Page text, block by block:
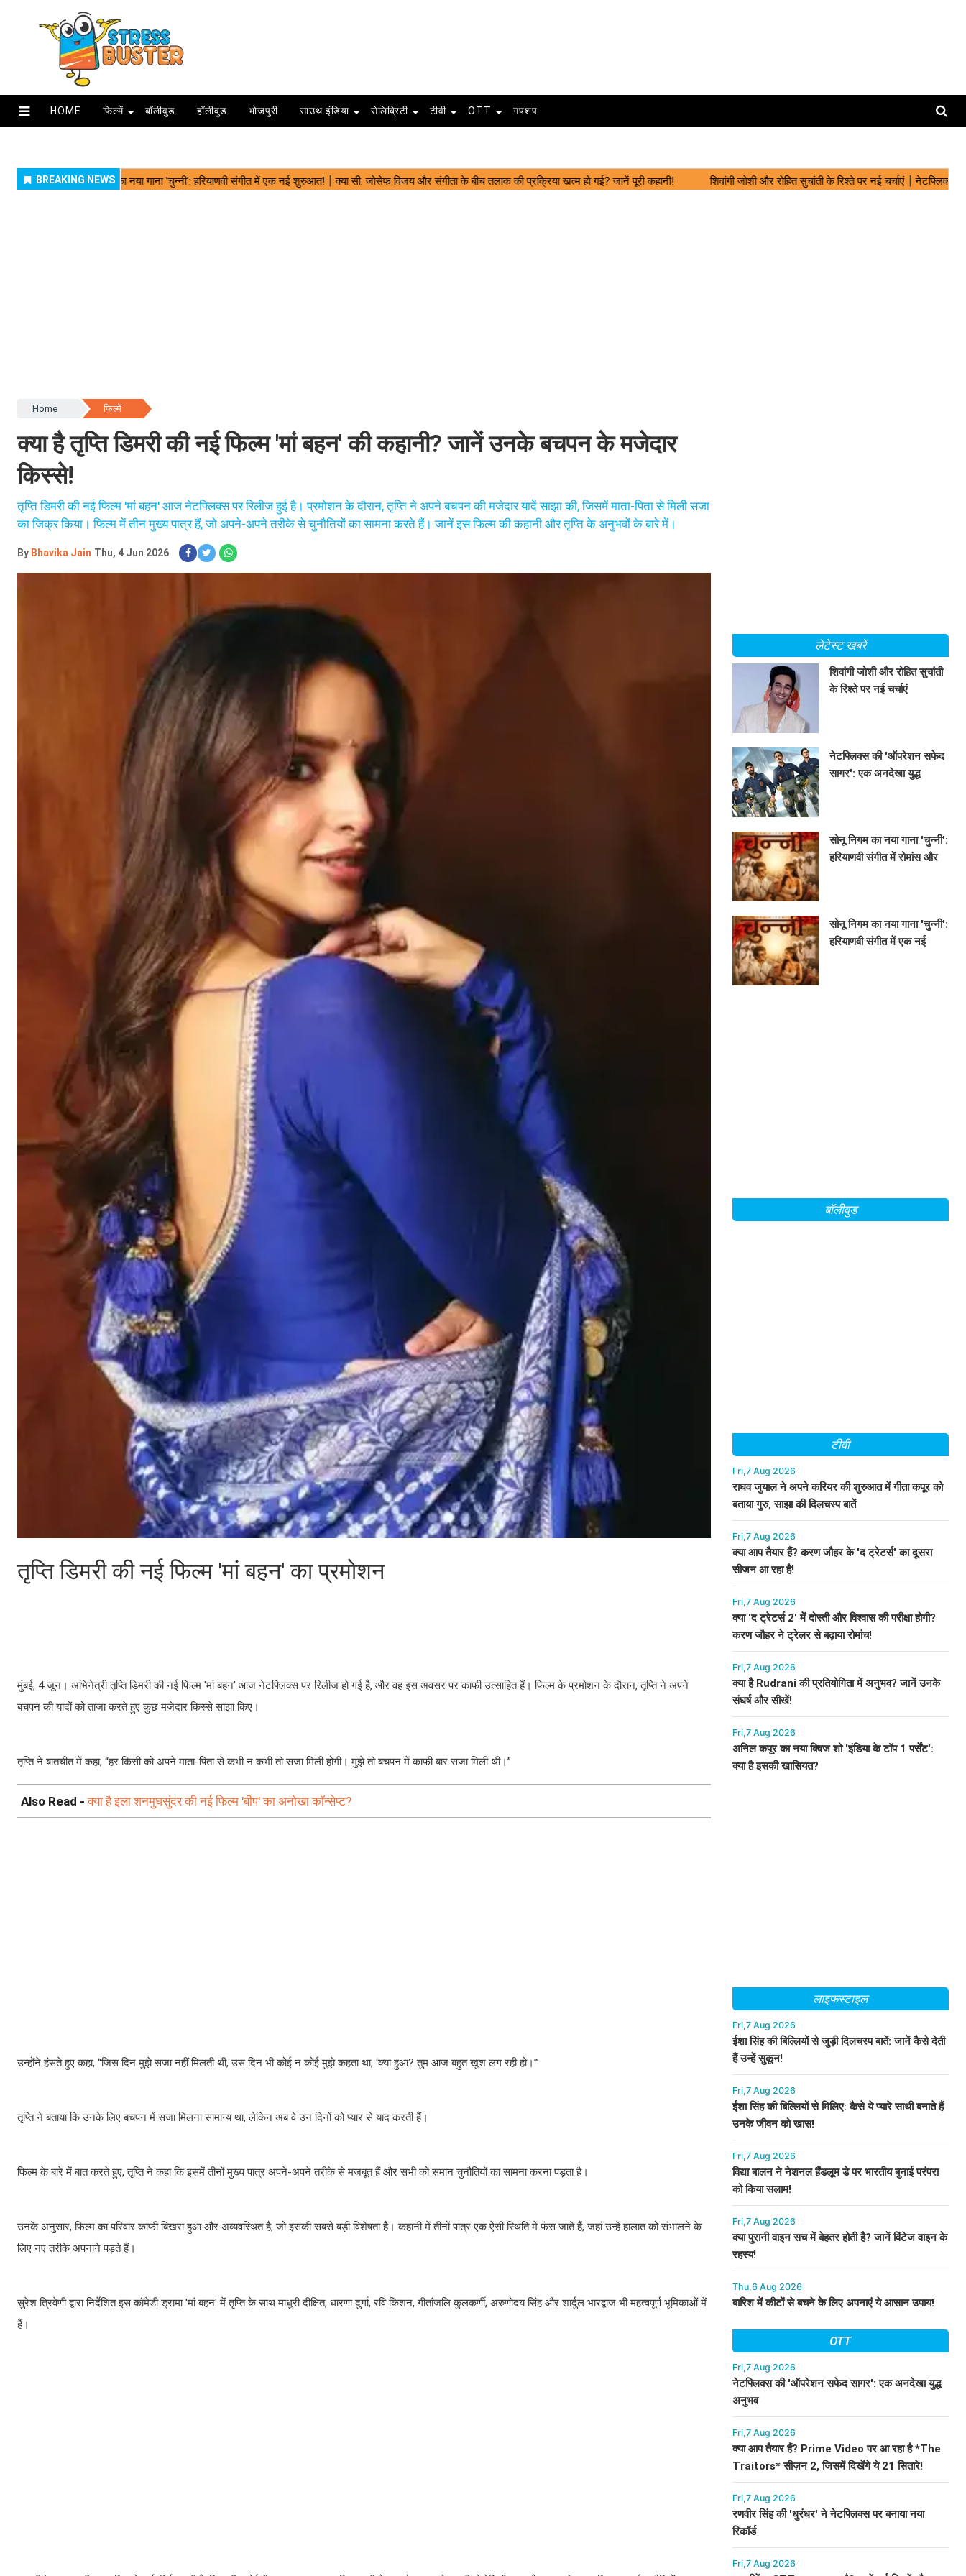
HOME फिल्में बॉलीवुड हॉलीवुड भोजपुरी साउथ इंडिया सेलिब्रिटी टीवी OTT गपशप
Home फिल्में
क्या है तृप्ति डिमरी की नई फिल्म 'मां बहन' की कहानी? जानें उनके बचपन के मजेदार
किस्से!
तृप्ति डिमरी की नई फिल्म 'मां बहन' आज नेटफ्लिक्स पर रिलीज हुई है। प्रमोशन के दौरान, तृप्ति ने अपने बचपन की मजेदार यादें साझा की, जिसमें माता-पिता से मिली सजा
का जिक्र किया। फिल्म में तीन मुख्य पात्र हैं, जो अपने-अपने तरीके से चुनौतियों का सामना करते हैं। जानें इस फिल्म की कहानी और तृप्ति के अनुभवों के बारे में।
By Bhavika Jain Thu, 4 Jun 2026
तृप्ति डिमरी की नई फिल्म 'मां बहन' का प्रमोशन
मुंबई, 4 जून। अभिनेत्री तृप्ति डिमरी की नई फिल्म 'मां बहन' आज नेटफ्लिक्स पर रिलीज हो गई है, और वह इस अवसर पर काफी उत्साहित हैं। फिल्म के प्रमोशन के दौरान, तृप्ति ने अपने
बचपन की यादों को ताजा करते हुए कुछ मजेदार किस्से साझा किए।
तृप्ति ने बातचीत में कहा, “हर किसी को अपने माता-पिता से कभी न कभी तो सजा मिली होगी। मुझे तो बचपन में काफी बार सजा मिली थी।”
Also Read -क्या है इला शनमुघसुंदर की नई फिल्म 'बीप' का अनोखा कॉन्सेप्ट?
उन्होंने हंसते हुए कहा, “जिस दिन मुझे सजा नहीं मिलती थी, उस दिन भी कोई न कोई मुझे कहता था, ‘क्या हुआ? तुम आज बहुत खुश लग रही हो।’”
तृप्ति ने बताया कि उनके लिए बचपन में सजा मिलना सामान्य था, लेकिन अब वे उन दिनों को प्यार से याद करती हैं।
फिल्म के बारे में बात करते हुए, तृप्ति ने कहा कि इसमें तीनों मुख्य पात्र अपने-अपने तरीके से मजबूत हैं और सभी को समान चुनौतियों का सामना करना पड़ता है।
उनके अनुसार, फिल्म का परिवार काफी बिखरा हुआ और अव्यवस्थित है, जो इसकी सबसे बड़ी विशेषता है। कहानी में तीनों पात्र एक ऐसी स्थिति में फंस जाते हैं, जहां उन्हें हालात को संभालने के
लिए नए तरीके अपनाने पड़ते हैं।
सुरेश त्रिवेणी द्वारा निर्देशित इस कॉमेडी ड्रामा 'मां बहन' में तृप्ति के साथ माधुरी दीक्षित, धारणा दुर्गा, रवि किशन, गीतांजलि कुलकर्णी, अरुणोदय सिंह और शार्दुल भारद्वाज भी महत्वपूर्ण भूमिकाओं में
हैं।
लेटेस्ट खबरें
शिवांगी जोशी और रोहित सुचांती
के रिश्ते पर नई चर्चाएं
नेटफ्लिक्स की 'ऑपरेशन सफेद
सागर': एक अनदेखा युद्ध
सोनू निगम का नया गाना 'चुन्नी':
हरियाणवी संगीत में रोमांस और
सोनू निगम का नया गाना 'चुन्नी':
हरियाणवी संगीत में एक नई
बॉलीवुड
टीवी
Fri,7 Aug 2026
राघव जुयाल ने अपने करियर की शुरुआत में गीता कपूर को
बताया गुरु, साझा की दिलचस्प बातें
Fri,7 Aug 2026
क्या आप तैयार हैं? करण जौहर के 'द ट्रेटर्स' का दूसरा
सीजन आ रहा है!
Fri,7 Aug 2026
क्या 'द ट्रेटर्स 2' में दोस्ती और विश्वास की परीक्षा होगी?
करण जौहर ने ट्रेलर से बढ़ाया रोमांच!
Fri,7 Aug 2026
क्या है Rudrani की प्रतियोगिता में अनुभव? जानें उनके
संघर्ष और सीखें!
Fri,7 Aug 2026
अनिल कपूर का नया क्विज शो 'इंडिया के टॉप 1 पर्सेंट':
क्या है इसकी खासियत?
लाइफस्टाइल
Fri,7 Aug 2026
ईशा सिंह की बिल्लियों से जुड़ी दिलचस्प बातें: जानें कैसे देती
हैं उन्हें सुकून!
Fri,7 Aug 2026
ईशा सिंह की बिल्लियों से मिलिए: कैसे ये प्यारे साथी बनाते हैं
उनके जीवन को खास!
Fri,7 Aug 2026
विद्या बालन ने नेशनल हैंडलूम डे पर भारतीय बुनाई परंपरा
को किया सलाम!
Fri,7 Aug 2026
क्या पुरानी वाइन सच में बेहतर होती है? जानें विंटेज वाइन के
रहस्य!
Thu,6 Aug 2026
बारिश में कीटों से बचने के लिए अपनाएं ये आसान उपाय!
OTT
Fri,7 Aug 2026
नेटफ्लिक्स की 'ऑपरेशन सफेद सागर': एक अनदेखा युद्ध
अनुभव
Fri,7 Aug 2026
क्या आप तैयार हैं? Prime Video पर आ रहा है *The
Traitors* सीज़न 2, जिसमें दिखेंगे ये 21 सितारे!
Fri,7 Aug 2026
रणवीर सिंह की 'धुरंधर' ने नेटफ्लिक्स पर बनाया नया
रिकॉर्ड
Fri,7 Aug 2026